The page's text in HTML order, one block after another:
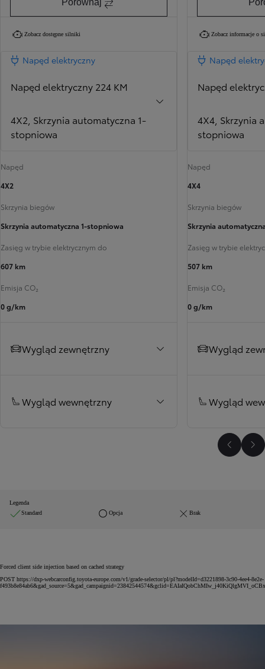
Porównaj
Zobacz dostępne silniki
Napęd elektryczny
Napęd elektryczny 224 KM
4X2, Skrzynia automatyczna 1-
stopniowa
Napęd
4X2
Skrzynia biegów
Skrzynia automatyczna 1-stopniowa
Zasięg w trybie elektrycznym do
607 km
Emisja CO₂
0 g/km
Wygląd zewnętrzny
Wygląd wewnętrzny
Zobacz informacje o
Napęd
Napęd
4X4, Skrzynia
stopniowa
Napęd
4X4
Skrzynia biegów
Skrzynia
Zasięg w trybie
507 km
Emisja CO₂
0 g/km
Wygląd
Wygląd
Legenda
Standard
Opcja Brak
Forced client side injection based on cached strategy
POST https://dxp-webcarconfig.toyota-europe.com/v1/grade-selector/pl/pl?modelId=d3221898-3c90-4ee4-8e2e-